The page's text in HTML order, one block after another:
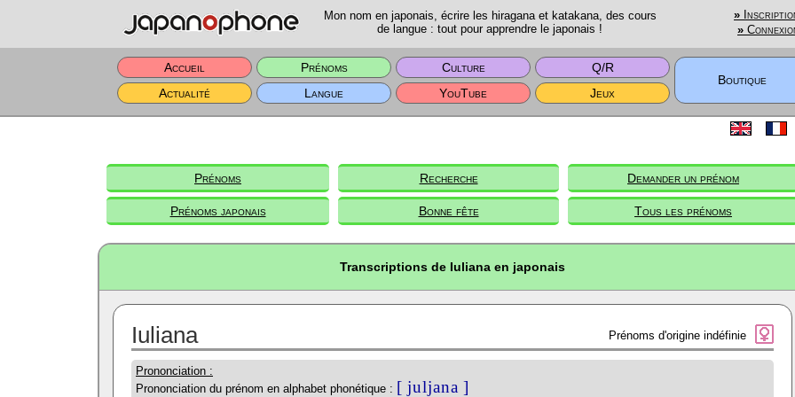
Mon nom en japonais, écrire les hiragana et katakana, des cours
de langue : tout pour apprendre le japonais !
»
»
Accueil Prénoms Culture
Q/R
Boutique
Actualité
Langue YouTube Jeux
Prénoms Recherche Demander un prénom
Prénoms japonais Bonne fête Tous les prénoms
Transcriptions de Iuliana en japonais
Iuliana Prénoms d'origine indéfinie
Prononciation :
Prononciation du prénom en alphabet phonétique : [ juljana ]